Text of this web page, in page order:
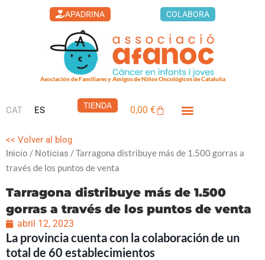
APADRINA COLABORA
Asociación de Familiares y Amigos de Niños Oncológicos de Cataluña
CAT ES TIENDA 0,00€Carrito
<< Volver al blog
Inicio / Noticias / Tarragona distribuye más de 1.500 gorras a
través de los puntos de venta
Tarragona distribuye más de 1.500
gorras a través de los puntos de venta
abril 12, 2023
La provincia cuenta con la colaboración de un
total de 60 establecimientos